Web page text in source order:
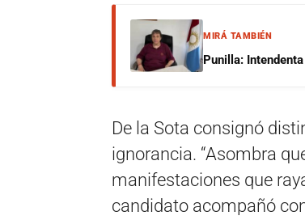
MIRÁ TAMBIÉN
Punilla:
De la Sota consignó
ignorancia. “Asombra
manifestaciones que
candidato acompañó